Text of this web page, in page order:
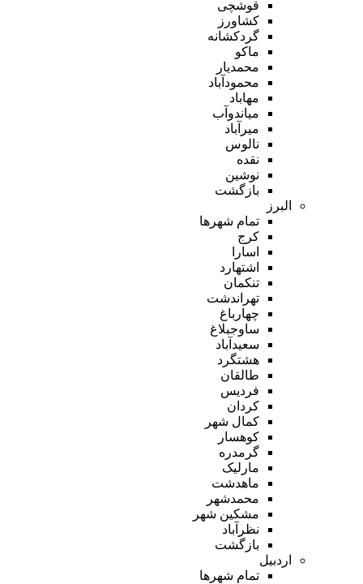
قوشچی
کشاورز
گردکشانه
ماکو
محمدیار
محمودآباد
مهاباد
میاندوآب
میرآباد
نالوس
نقده
نوشین
بازگشت
البرز
تمام شهر‌ها
کرج
اسارا
اشتهارد
تنکمان
تهراندشت
چهارباغ
ساوجبلاغ
سعیدآباد
هشتگرد
طالقان
فردیس
کردان
کمال شهر
کوهسار
گرمدره
مارلیک
ماهدشت
محمدشهر
مشکین شهر
نظرآباد
بازگشت
اردبیل
تمام شهر‌ها